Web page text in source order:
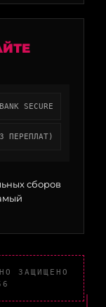
SECURE
ПЕРЕПЛАТ)
сборов
ЗАЩИЩЕНО